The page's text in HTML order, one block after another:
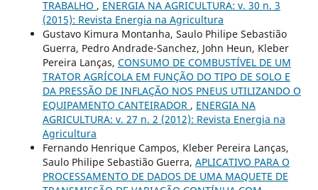
TRABALHO , ENERGIA NA AGRICULTURA: v. 30 n. 3
(2015): Revista Energia na Agricultura
Gustavo Kimura Montanha, Saulo Philipe Sebastião
Guerra, Pedro Andrade-Sanchez, John Heun, Kleber
Pereira Lanças, CONSUMO DE COMBUSTÍVEL DE UM
TRATOR AGRÍCOLA EM FUNÇÃO DO TIPO DE SOLO E
DA PRESSÃO DE INFLAÇÃO NOS PNEUS UTILIZANDO O
EQUIPAMENTO CANTEIRADOR , ENERGIA NA
AGRICULTURA: v. 27 n. 2 (2012): Revista Energia na
Agricultura
Fernando Henrique Campos, Kleber Pereira Lanças,
Saulo Philipe Sebastião Guerra, APLICATIVO PARA O
PROCESSAMENTO DE DADOS DE UMA MAQUETE DE